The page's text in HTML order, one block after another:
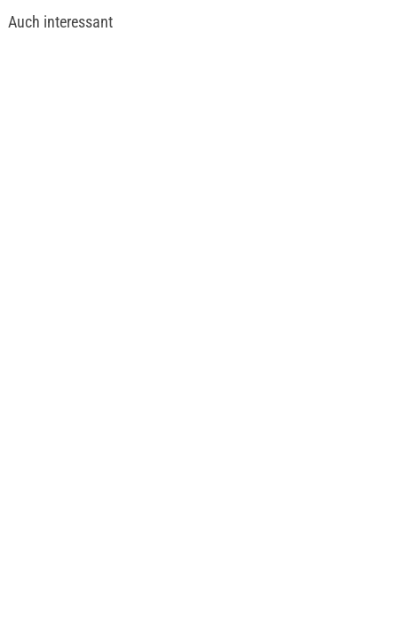
Auch interessant